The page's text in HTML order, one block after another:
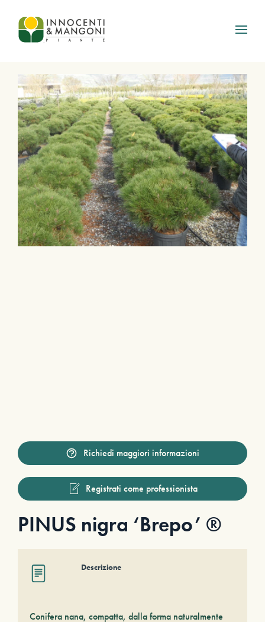
Skip to main content
Richiedi maggiori informazioni
Registrati come professionista
PINUS nigra ‘Brepo’ ®
Descrizione
Conifera nana, compatta, dalla forma naturalmente